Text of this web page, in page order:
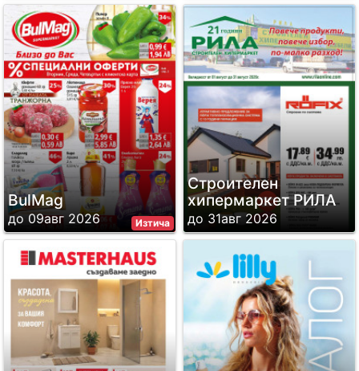
Изтича
BulMag
до 09авг 2026
Строителен
хипермаркет РИЛА
до 31авг 2026